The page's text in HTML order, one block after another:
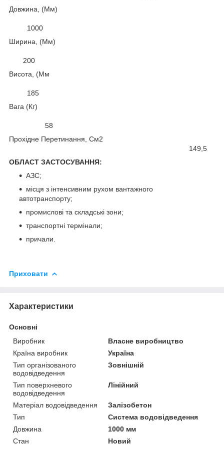
Довжина, (Мм)
1000
Ширина, (Мм)
200
Висота, (Мм
185
Вага (Кг)
58
Прохідне Перетинання, См2
149,5
ОБЛАСТ ЗАСТОСУВАННЯ:
АЗС;
місця з інтенсивним рухом вантажного
автотранспорту;
промислові та складські зони;
транспортні термінали;
причали.
Приховати
Характеристики
Основні
Виробник
Власне виробництво
Країна виробник
Україна
Тип організованого
водовідведення
Зовнішній
Тип поверхневого
водовідведення
Лінійний
Матеріал водовідведення
Залізобетон
Тип
Система водовідведення
Довжина
1000 мм
Стан
Новий